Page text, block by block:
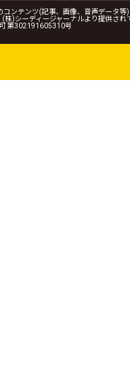
コンテンツ(記事、画像、音声データ
)シーディージャーナルより提供され
第302191605310号